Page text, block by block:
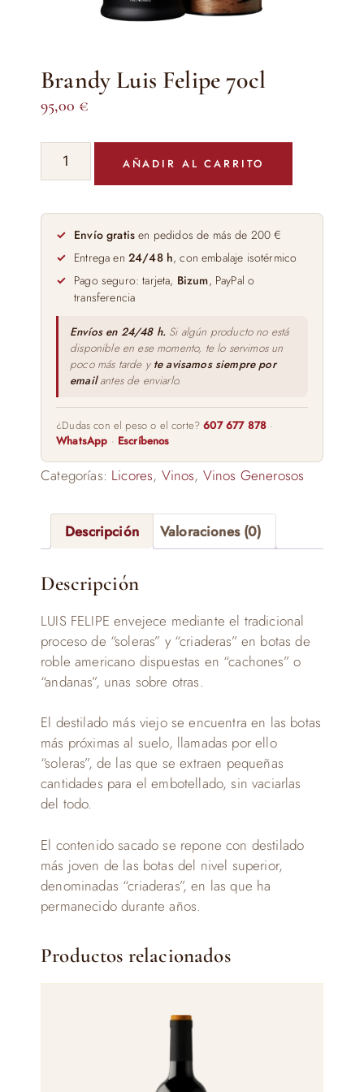
Brandy Luis Felipe 70cl
95,00 €
Brandy
70cl
cantidad
AÑADIR AL CARRITO
Envío gratis en pedidos de más de 200 €
Entrega en 24/48 h, con embalaje isotérmico
Pago seguro: tarjeta, Bizum, PayPal o
transferencia
Envíos en 24/48 h. Si algún producto no está
disponible en ese momento, te lo servimos un
poco más tarde y te avisamos siempre por
emailantes de enviarlo.
¿Dudas con el peso o el corte?607 677 878 ·
WhatsApp · Escríbenos
Categorías: Licores, Vinos, Vinos Generosos
Descripción Valoraciones (0)
Descripción
LUIS FELIPE envejece mediante el tradicional
proceso de “soleras” y “criaderas” en botas de
roble americano dispuestas en “cachones” o
“andanas”, unas sobre otras.
El destilado más viejo se encuentra en las botas
más próximas al suelo, llamadas por ello
“soleras”, de las que se extraen pequeñas
cantidades para el embotellado, sin vaciarlas
del todo.
El contenido sacado se repone con destilado
más joven de las botas del nivel superior,
denominadas “criaderas”, en las que ha
permanecido durante años.
Productos relacionados